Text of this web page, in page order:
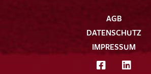
AGB
DATENSCHUTZ
IMPRESSUM